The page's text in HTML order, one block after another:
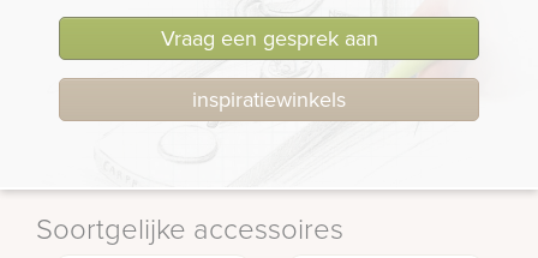
Vraag een gesprek aan
inspiratiewinkels
Soortgelijke accessoires